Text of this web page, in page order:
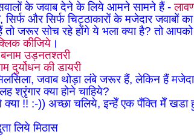
के जवाब देने के लिये आमने सामने हैं -
, सिर्फ और सिर्फ चिट्ठाकारों के मजेदार जवाबों
जरूर सोच रहे होंगे ये भला क्या है? तो
कीजिये ।
उड़नतश्तरी
दुर्योधन की डायरी
जवाब थोड़ा लंबे जरूर हैं, लेकिन हैं
श्रृंगार क्या होने चाहिये?
क्या !! :-)) अच्छा चलिये, इन्हेँ एक पँक्ति मेँ
लिये मिठास